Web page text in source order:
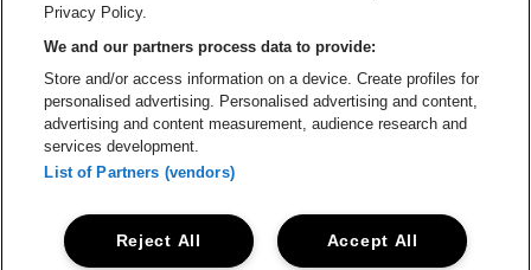
Be-At Venues
Schijnpoortweg 119, 2170 Antwerpen
BTW (BE) 0461.051.688 - RPR Antwerpen
BNP Paribas Fortis - IBAN: BE93 2200 4925 0067 - BIC:
GEBABEBB
Privacy Policy.
We and our partners process data to provide:
Store and/or access information on a device. Create profiles for
personalised advertising. Personalised advertising and content,
advertising and content measurement, audience research and
services development.
List of Partners (vendors)
Accept All
Reject All